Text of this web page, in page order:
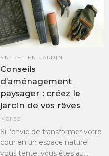
ENTRETIEN JARDIN
Conseils
d’aménagement
paysager : créez le
jardin de vos rêves
Marise
Si l’envie de transformer votre
cour en un espace naturel
vous tente, vous êtes au…